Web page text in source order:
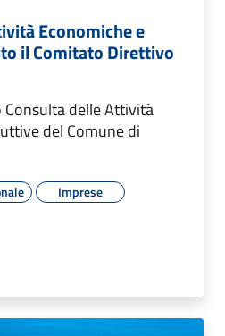
Economiche e
il Comitato Direttivo
delle Attività
del Comune di
Imprese